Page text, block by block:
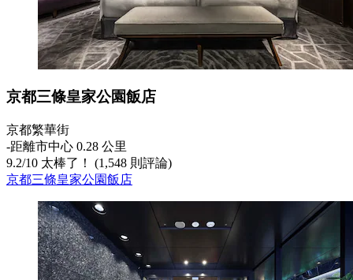
京都三條皇家公園飯店
京都繁華街
‐距離市中心 0.28 公里
9.2/10 太棒了！ (1,548 則評論)
京都三條皇家公園飯店